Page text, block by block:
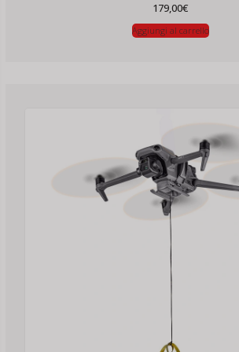
179,00€
Aggiungi al carrello